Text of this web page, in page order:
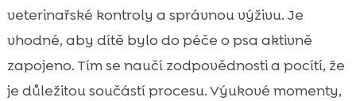
veterinařské kontroly a správnou výživu. Je
vhodné, aby dítě bylo do péče o psa aktivně
zapojeno. Tím se naučí zodpovědnosti a pocítí, že
je důležitou součástí procesu. Výukové momenty,